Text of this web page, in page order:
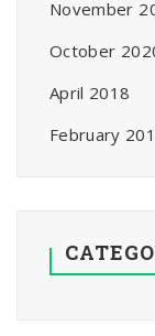
November
October
April 2018
February